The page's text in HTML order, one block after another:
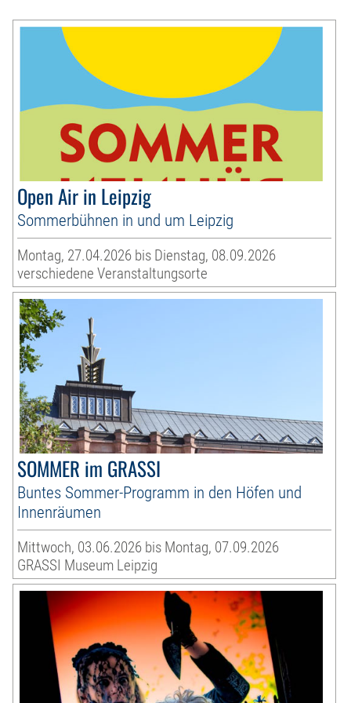
Open Air in Leipzig
Sommerbühnen in und um Leipzig
Montag, 27.04.2026 bis Dienstag, 08.09.2026
verschiedene Veranstaltungsorte
SOMMER im GRASSI
Buntes Sommer-Programm in den Höfen und
Innenräumen
Mittwoch, 03.06.2026 bis Montag, 07.09.2026
GRASSI Museum Leipzig